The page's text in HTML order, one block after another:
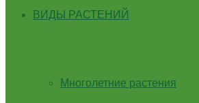
ВИДЫ РАСТЕНИЙ
Многолетние растения